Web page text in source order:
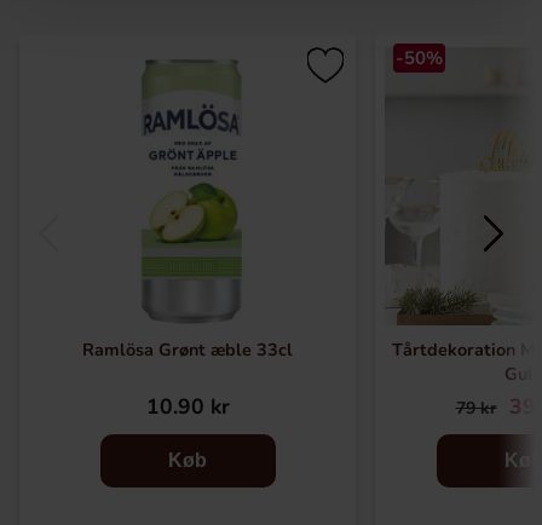
Ramlösa Grønt æble 33cl
10.90 kr
Køb
-50%
Tårtdekoration
79 kr
Køb